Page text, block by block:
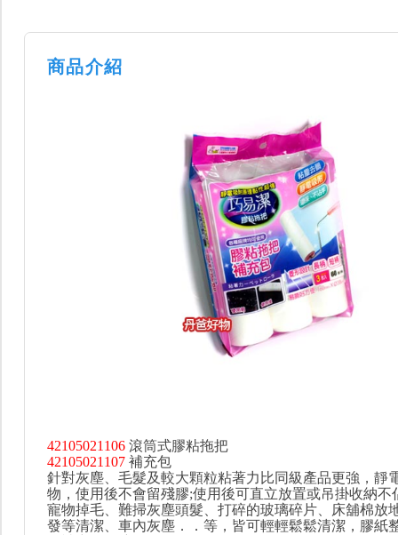
商品介紹
42105021106滾筒式膠粘拖把
42105021107補充包
針對灰塵、毛髮及較大顆粒粘著力比同級產品更強，靜
物，使用後不會留殘膠;使用後可直立放置或吊掛收納不
寵物掉毛、難掃灰塵頭髮、打碎的玻璃碎片、床舖棉放
發等清潔、車內灰塵．．等，皆可輕輕鬆鬆清潔，膠紙